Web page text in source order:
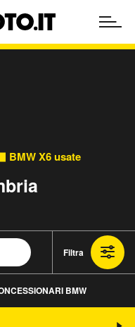
BMW X6 usate
Filtra
BMW